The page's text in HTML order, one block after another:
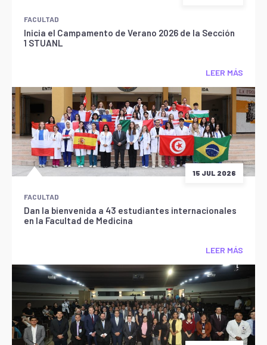
FACULTAD
Inicia el Campamento de Verano 2026 de la Sección
1 STUANL
LEER MÁS
15 JUL 2026
FACULTAD
Dan la bienvenida a 43 estudiantes internacionales
en la Facultad de Medicina
LEER MÁS